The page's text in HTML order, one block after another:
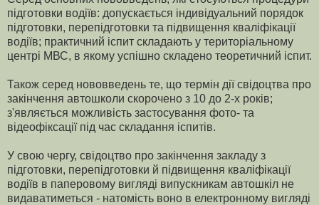
підготовки водіїв: допускається індивідуальний порядок
підготовки, перепідготовки та підвищення кваліфікації
водіїв; практичний іспит складають у територіальному
центрі МВС, в якому успішно складено теоретичний іспит.
Також серед нововведень те, що термін дії свідоцтва про
закінчення автошколи скорочено з 10 до 2-х років;
з'являється можливість застосування фото- та
відеофіксації під час складання іспитів.
У свою чергу, свідоцтво про закінчення закладу з
підготовки, перепідготовки й підвищення кваліфікації
водіїв в паперовому вигляді випускникам автошкіл не
видаватиметься - натомість воно в електронному вигляді